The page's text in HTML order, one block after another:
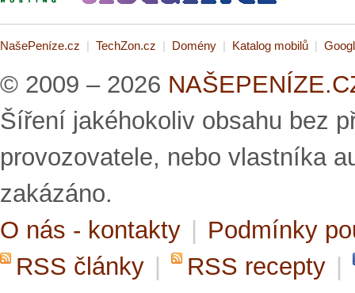
NašePeníze.cz | TechZon.cz | Domény | Katalog mobilů |
© 2009 – 2026
Šíření jakéhokoliv obsahu bez
provozovatele, nebo vlastníka
zakázáno.
O nás - kontakty
Podmínky
RSS články
RSS recepty